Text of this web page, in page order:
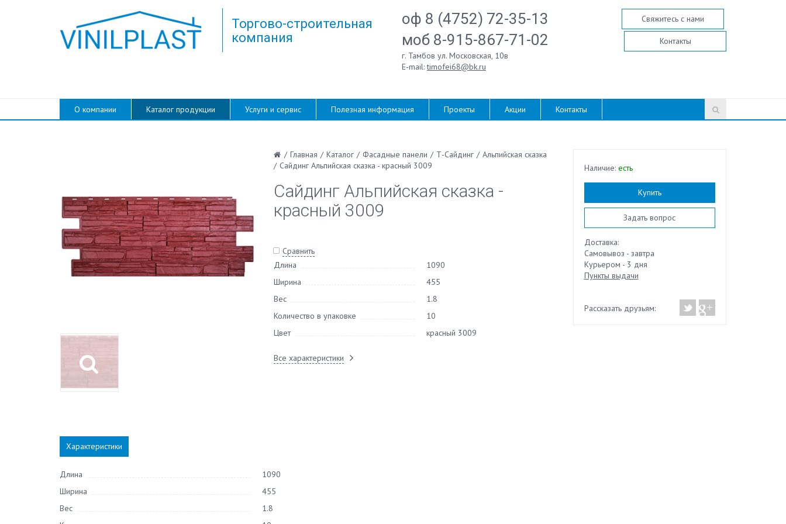
Торгово-строительная
компания
оф 8 (4752) 72-35-13
моб 8-915-867-71-02
г. Тамбов ул. Московская, 10в
E-mail:timofei68@bk.ru
Свяжитесь с нами
Контакты
О компании Каталог продукции Услуги и сервис Полезная информация Проекты Акции Контакты
/ Главная / Каталог / Фасадные панели / Т-Сайдинг / Альпийская сказка
/ Сайдинг Альпийская сказка - красный 3009
Сайдинг Альпийская сказка -
красный 3009
Сравнить
Длина
1090
Ширина
455
Вес
1.8
Количество в упаковке
10
Цвет
красный 3009
Все характеристики
Наличие:есть
Купить
Задать вопрос
Доставка:
Самовывоз - завтра
Курьером - 3 дня
Пункты выдачи
Рассказать друзьям:
Характеристики
Длина
1090
Ширина
455
Вес
1.8